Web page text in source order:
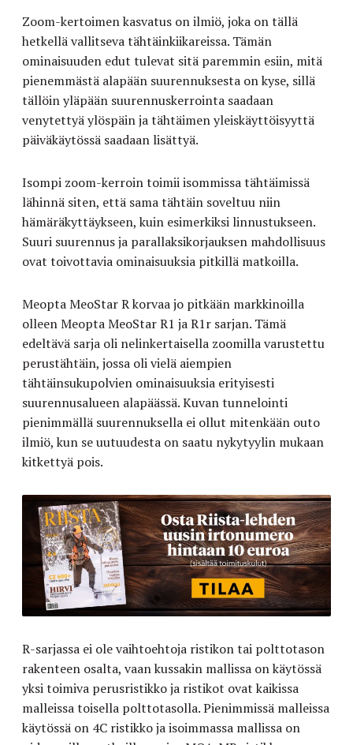
Zoom-kertoimen kasvatus on ilmiö, joka on tällä
hetkellä vallitseva tähtäinkiikareissa. Tämän
ominaisuuden edut tulevat sitä paremmin esiin, mitä
pienemmästä alapään suurennuksesta on kyse, sillä
tällöin yläpään suurennuskerrointa saadaan
venytettyä ylöspäin ja tähtäimen yleiskäyttöisyyttä
päiväkäytössä saadaan lisättyä.
Isompi zoom-kerroin toimii isommissa tähtäimissä
lähinnä siten, että sama tähtäin soveltuu niin
hämäräkyttäykseen, kuin esimerkiksi linnustukseen.
Suuri suurennus ja parallaksikorjauksen mahdollisuus
ovat toivottavia ominaisuuksia pitkillä matkoilla.
Meopta MeoStar R korvaa jo pitkään markkinoilla
olleen Meopta MeoStar R1 ja R1r sarjan. Tämä
edeltävä sarja oli nelinkertaisella zoomilla varustettu
perustähtäin, jossa oli vielä aiempien
tähtäinsukupolvien ominaisuuksia erityisesti
suurennusalueen alapäässä. Kuvan tunnelointi
pienimmällä suurennuksella ei ollut mitenkään outo
ilmiö, kun se uutuudesta on saatu nykytyylin mukaan
kitkettyä pois.
R-sarjassa ei ole vaihtoehtoja ristikon tai polttotason
rakenteen osalta, vaan kussakin mallissa on käytössä
yksi toimiva perusristikko ja ristikot ovat kaikissa
malleissa toisella polttotasolla. Pienimmissä malleissa
käytössä on 4C ristikko ja isoimmassa mallissa on